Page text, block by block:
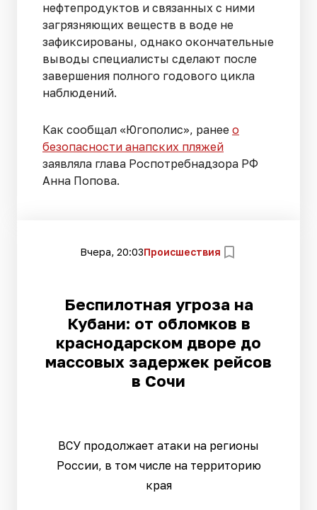
нефтепродуктов и связанных с ними
загрязняющих веществ в воде не
зафиксированы, однако окончательные
выводы специалисты сделают после
завершения полного годового цикла
наблюдений.
Как сообщал «Югополис», ранее о
безопасности анапских пляжей
заявляла глава Роспотребнадзора РФ
Анна Попова.
Вчера, 20:03Происшествия
Беспилотная угроза на
Кубани: от обломков в
краснодарском дворе до
массовых задержек рейсов
в Сочи
ВСУ продолжает атаки на регионы
России, в том числе на территорию
края